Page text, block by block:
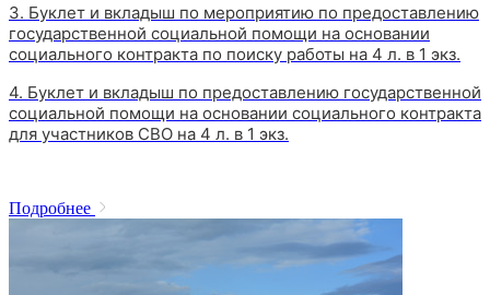
3. Буклет и вкладыш по мероприятию по предоставлению
государственной социальной помощи на основании
социального контракта по поиску работы на 4 л. в 1 экз.
4. Буклет и вкладыш по предоставлению государственной
социальной помощи на основании социального контракта
для участников СВО на 4 л. в 1 экз.
Подробнее